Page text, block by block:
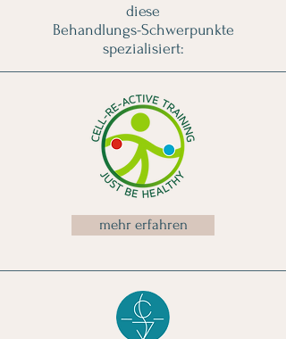
diese
Behandlungs-Schwerpunkte
spezialisiert:
mehr erfahren